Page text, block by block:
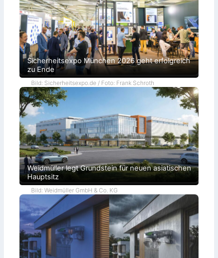
Sicherheitsexpo München 2026 geht erfolgreich
zu Ende
Bild: Sicherheitsexpo.de / Foto: Frank Schroth
Weidmüller legt Grundstein für neuen asiatischen
Hauptsitz
Bild: Weidmüller GmbH & Co. KG